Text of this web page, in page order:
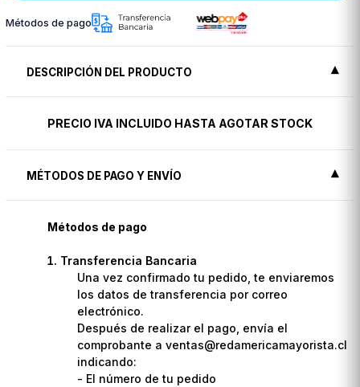
Métodos de pago
DESCRIPCIÓN DEL PRODUCTO
PRECIO IVA INCLUIDO HASTA AGOTAR STOCK
MÉTODOS DE PAGO Y ENVÍO
Métodos de pago
Transferencia Bancaria
Una vez confirmado tu pedido, te enviaremos
los datos de transferencia por correo
electrónico.
Después de realizar el pago, envía el
comprobante a ventas@redamericamayorista.cl
indicando:
- El número de tu pedido